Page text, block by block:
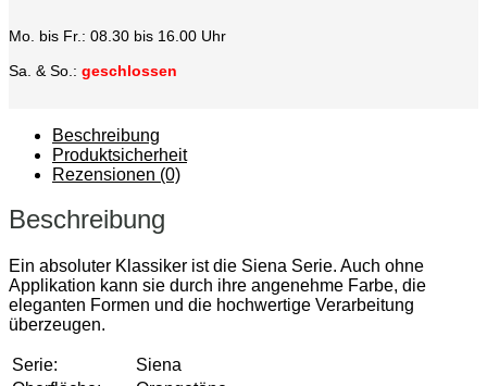
Mo. bis Fr.: 08.30 bis 16.00 Uhr
Sa. & So.: geschlossen
Beschreibung
Produktsicherheit
Rezensionen (0)
Beschreibung
Ein absoluter Klassiker ist die Siena Serie. Auch ohne
Applikation kann sie durch ihre angenehme Farbe, die
eleganten Formen und die hochwertige Verarbeitung
überzeugen.
Serie:
Siena